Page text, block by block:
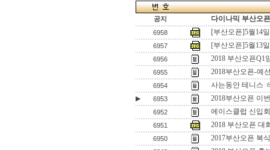
공지 다이나믹 부산오
6958 [부산오픈]5월14
6957 [부산오픈]5월13
6956 2018 부산오픈Q1
6955 2018부산오픈-예
6954 사는동안 테니스
▶ 6953 2018부산오픈 이
6952 에이스클럽 신입
6951 2018 부산오픈 대
6950 2017부산오픈 복